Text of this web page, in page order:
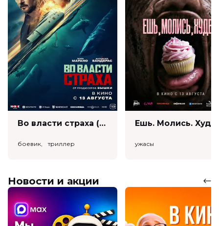
Во власти страха (18+)
боевик, триллер ужасы
Новости и акции